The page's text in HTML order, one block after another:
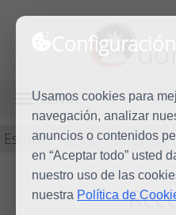
Usamos cookies para
navegación, analizar
anuncios o contenidos
en “Aceptar todo” usted
nuestro uso de las
nuestra Política de
MENÚ
Estudio